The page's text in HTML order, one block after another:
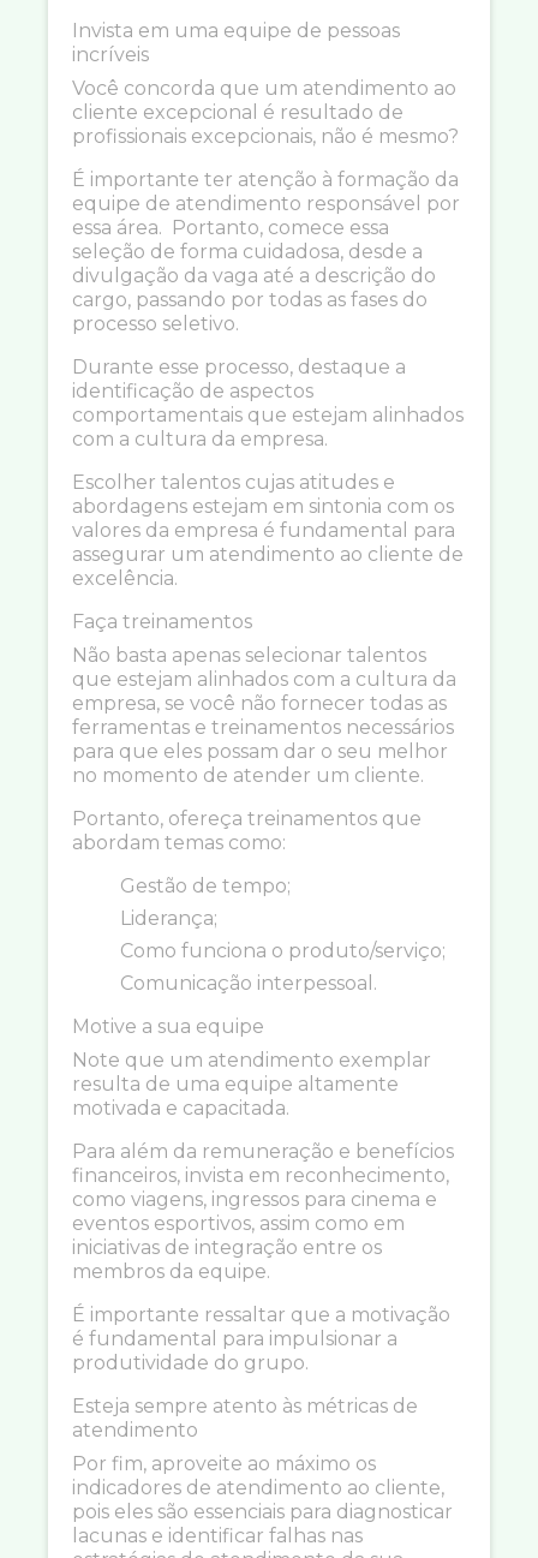
Invista em uma equipe de pessoas
incríveis
Você concorda que um atendimento ao
cliente excepcional é resultado de
profissionais excepcionais, não é mesmo?
É importante ter atenção à formação da
equipe de atendimento responsável por
essa área. Portanto, comece essa
seleção de forma cuidadosa, desde a
divulgação da vaga até a descrição do
cargo, passando por todas as fases do
processo seletivo.
Durante esse processo, destaque a
identificação de aspectos
comportamentais que estejam alinhados
com a cultura da empresa.
Escolher talentos cujas atitudes e
abordagens estejam em sintonia com os
valores da empresa é fundamental para
assegurar um atendimento ao cliente de
excelência.
Faça treinamentos
Não basta apenas selecionar talentos
que estejam alinhados com a cultura da
empresa, se você não fornecer todas as
ferramentas e treinamentos necessários
para que eles possam dar o seu melhor
no momento de atender um cliente.
Portanto, ofereça treinamentos que
abordam temas como:
Gestão de tempo;
Liderança;
Como funciona o produto/serviço;
Comunicação interpessoal.
Motive a sua equipe
Note que um atendimento exemplar
resulta de uma equipe altamente
motivada e capacitada.
Para além da remuneração e benefícios
financeiros, invista em reconhecimento,
como viagens, ingressos para cinema e
eventos esportivos, assim como em
iniciativas de integração entre os
membros da equipe.
É importante ressaltar que a motivação
é fundamental para impulsionar a
produtividade do grupo.
Esteja sempre atento às métricas de
atendimento
Por fim, aproveite ao máximo os
indicadores de atendimento ao cliente,
pois eles são essenciais para diagnosticar
lacunas e identificar falhas nas